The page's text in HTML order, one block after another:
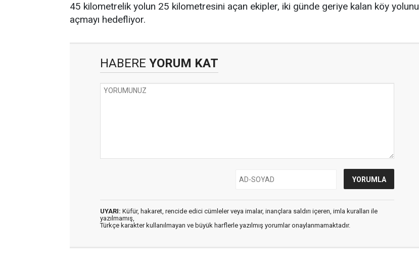
45 kilometrelik yolun 25 kilometresini açan ekipler, iki günde geriye kalan köy yolunu
açmayı hedefliyor.
HABERE YORUM KAT
UYARI: Küfür, hakaret, rencide edici cümleler veya imalar, inançlara saldırı içeren, imla kuralları ile
yazılmamış,
Türkçe karakter kullanılmayan ve büyük harflerle yazılmış yorumlar onaylanmamaktadır.